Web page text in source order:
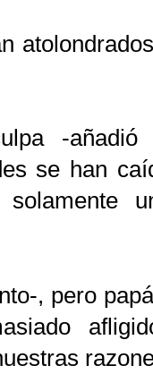
-añadió
se han
, pero